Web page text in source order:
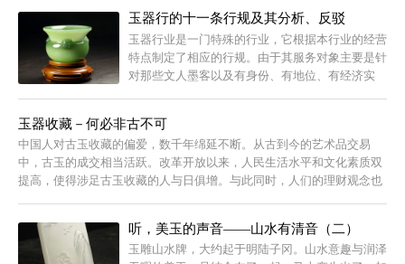
玉器行的十一条行规及其分析、反驳
玉器行业是一门特殊的行业，它根据本行业的经营
特点制定了相应的行规。由于其服务对象主要是针
对那些文人墨客以及有身份、有地位、有经济实
玉器收藏－何必非古不可
中国人对古玉收藏的偏爱，数千年绵延不断。从古到今的艺术品交易
中，古玉的成交相当活跃。改革开放以来，人民生活水平和文化素质双
提高，使得涉足古玉收藏的人与日俱增。与此同时，人们的理财观念也
听，美玉的声音——山水有清音（二）
玉雕山水牌，大约起于明陆子冈。山水意趣与润泽